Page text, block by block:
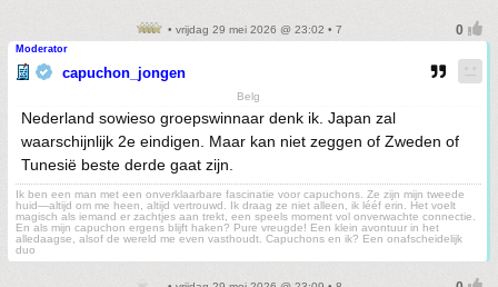
• vrijdag 29 mei 2026 @ 23:02 • 7
Moderator
capuchon_jongen
Belg
Nederland sowieso groepswinnaar denk ik. Japan zal
waarschijnlijk 2e eindigen. Maar kan niet zeggen of Zweden of
Tunesië beste derde gaat zijn.
Ik ben een man met een onverklaarbare fascinatie voor capuchons. Ze zijn mijn tweede
huid—altijd om me heen, altijd vertrouwd. Ik draag ze niet alleen, ik lééf erin. Het voelt
magisch als iemand er zachtjes aan trekt, een speels moment vol onverwachte connectie.
En als mijn capuchon ergens blijft haken? Pure vreugde! Een klein avontuur in het
alledaagse, alsof de wereld me even vasthoudt. Capuchons en ik? Een onafscheidelijk
duo